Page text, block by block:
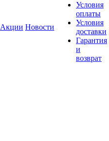
Акции Новости
Условия
оплаты
Условия
доставки
Гарантия
и
возврат